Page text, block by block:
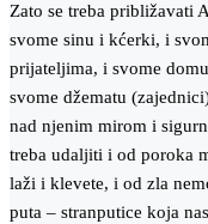
Zato se treba približavati
svome sinu i kćerki, i
prijateljima, i svome
svome džematu
nad njenim mirom i
treba udaljiti i od poroka
laži i klevete, i od zla
puta – stranputice koja